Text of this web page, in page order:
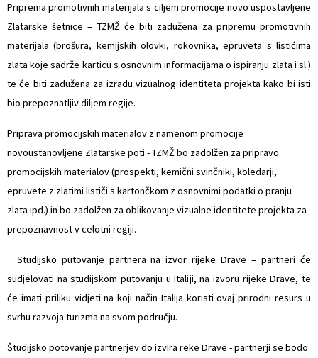
promotivnih materijala s ciljem promocije novo uspostavljene
Zlatarske šetnice – TZMŽ će biti zadužena za pripremu promotivnih
materijala (brošura, kemijskih olovki, rokovnika, epruveta s listićima
zlata koje sadrže karticu s osnovnim informacijama o ispiranju zlata i sl.)
te će biti zadužena za izradu vizualnog identiteta projekta kako bi isti
bio prepoznatljiv diljem regije.
Priprava promocijskih materialov z namenom promocije
novoustanovljene Zlatarske poti - TZMŽ bo zadolžen za pripravo
promocijskih materialov (prospekti, kemični svinčniki, koledarji,
epruvete z zlatimi lističi s kartončkom z osnovnimi podatki o pranju
zlata ipd.) in bo zadolžen za oblikovanje vizualne identitete projekta za
prepoznavnost v celotni regiji.
Studijsko putovanje partnera na izvor rijeke Drave – partneri će
sudjelovati na studijskom putovanju u Italiji, na izvoru rijeke Drave, te
će imati priliku vidjeti na koji način Italija koristi ovaj prirodni resurs u
svrhu razvoja turizma na svom području.
Študijsko potovanje partnerjev do izvira reke Drave - partnerji se bodo